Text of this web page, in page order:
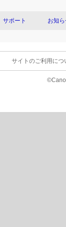
サポート お知
サイトのご利用につ